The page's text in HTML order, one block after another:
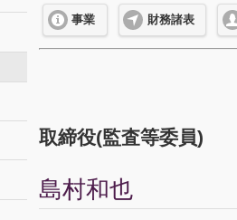
事業 財務諸表
取締役(監査等委員)
島村和也